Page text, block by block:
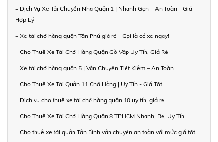
+ Dịch Vụ Xe Tải Chuyển Nhà Quận 1 | Nhanh Gọn – An Toàn – Giá
Hợp Lý
+ Xe tải chở hàng quận Tân Phú giá rẻ - Gọi là có xe ngay!
+ Cho Thuê Xe Tải Chở Hàng Quận Gò Vấp Uy Tín, Giá Rẻ
+ Xe tải chở hàng quận 5 | Vận Chuyển Tiết Kiệm – An Toàn
+ Cho Thuê Xe Tải Quận 11 Chở Hàng | Uy Tín - Giá Tốt
+ Dịch vụ cho thuê xe tải chở hàng quận 10 uy tín, giá rẻ
+ Cho Thuê Xe Tải Chở Hàng Quận 8 TPHCM Nhanh, Rẻ, Uy Tín
+ Cho thuê xe tải quận Tân Bình vận chuyển an toàn với mức giá tốt